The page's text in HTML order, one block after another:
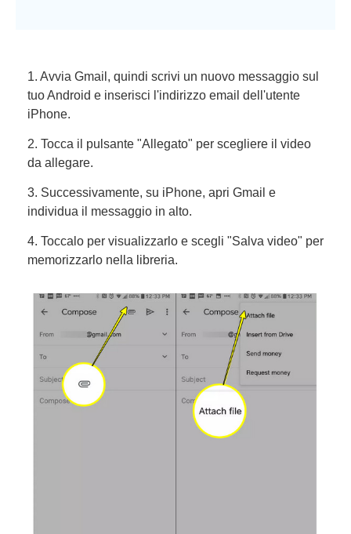
1. Avvia Gmail, quindi scrivi un nuovo messaggio sul
tuo Android e inserisci l'indirizzo email dell'utente
iPhone.
2. Tocca il pulsante "Allegato" per scegliere il video
da allegare.
3. Successivamente, su iPhone, apri Gmail e
individua il messaggio in alto.
4. Toccalo per visualizzarlo e scegli "Salva video" per
memorizzarlo nella libreria.